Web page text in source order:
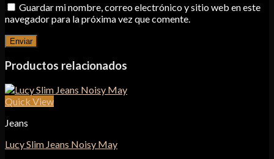
Guardar mi nombre, correo electrónico y sitio web en este
navegador para la próxima vez que comente.
Productos relacionados
Quick View
Jeans
Lucy Slim Jeans Noisy May